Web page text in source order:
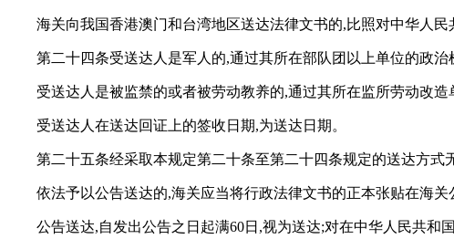
海关向我国香港澳门和台湾地区送达法律文书的,比照对中华人
第二十四条受送达人是军人的,通过其所在部队团以上单位的政治
受送达人是被监禁的或者被劳动教养的,通过其所在监所劳动改造
受送达人在送达回证上的签收日期,为送达日期。
第二十五条经采取本规定第二十条至第二十四条规定的送达方式
依法予以公告送达的,海关应当将行政法律文书的正本张贴在海
公告送达,自发出公告之日起满60日,视为送达;对在中华人民共和